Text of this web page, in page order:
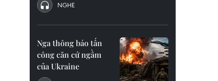
NGHE
Nga thông báo tấn
công căn cứ ngầm
của Ukraine